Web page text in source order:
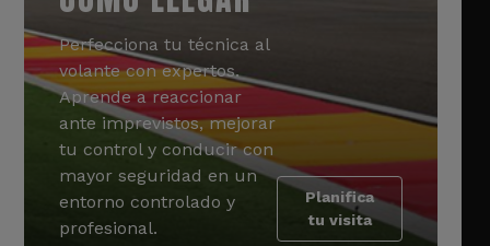
Perfecciona tu técnica al
volante con expertos.
Aprende a reaccionar
ante imprevistos, mejorar
tu control y conducir con
mayor seguridad en un
entorno controlado y
profesional.
Planifica
tu visita